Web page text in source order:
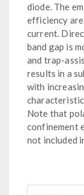
diode. The
efficiency
current.
band gap is
and trap-
results in a
with
characteristic
Note that
confinement
not included